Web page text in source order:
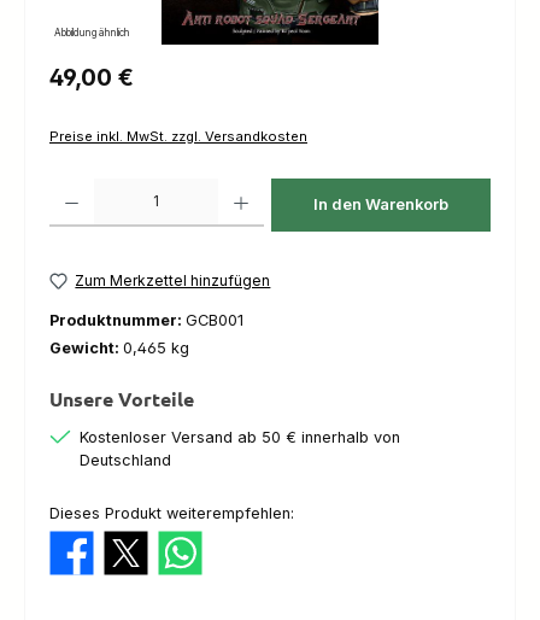
Abbildung ähnlich
Regulärer Preis:
49,00 €
Preise inkl. MwSt. zzgl. Versandkosten
In den Warenkorb
Zum Merkzettel hinzufügen
Produktnummer: GCB001
Gewicht: 0,465 kg
Unsere Vorteile
Kostenloser Versand ab 50 € innerhalb von
Deutschland
Dieses Produkt weiterempfehlen: